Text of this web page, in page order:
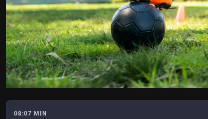
08:07 MIN